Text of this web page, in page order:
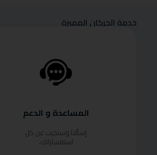
خدمة الحركان المميزة
المساعدة و الدعم
إسألنا وسنجيب عن كل
استفساراتك.